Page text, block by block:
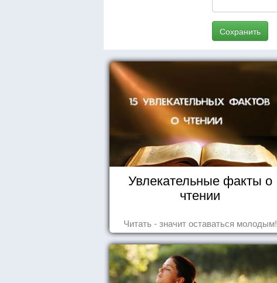
Сохранить
Увлекательные факты о
чтении
Читать - значит оставаться молодым!